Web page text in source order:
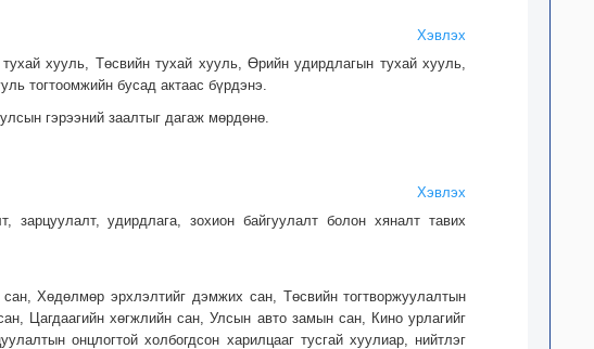
Хэвлэх
хууль, Төсвийн тухай хууль, Өрийн удирдлагын тухай хууль,
тогтоомжийн бусад актаас бүрдэнэ.
гэрээний заалтыг дагаж мөрдөнө.
Хэвлэх
зарцуулалт, удирдлага, зохион байгуулалт болон хяналт тавих
Хөдөлмөр эрхлэлтийг дэмжих сан, Төсвийн тогтворжуулалтын
Цагдаагийн хөгжлийн сан, Улсын авто замын сан, Кино урлагийг
онцлогтой холбогдсон харилцааг тусгай хуулиар, нийтлэг